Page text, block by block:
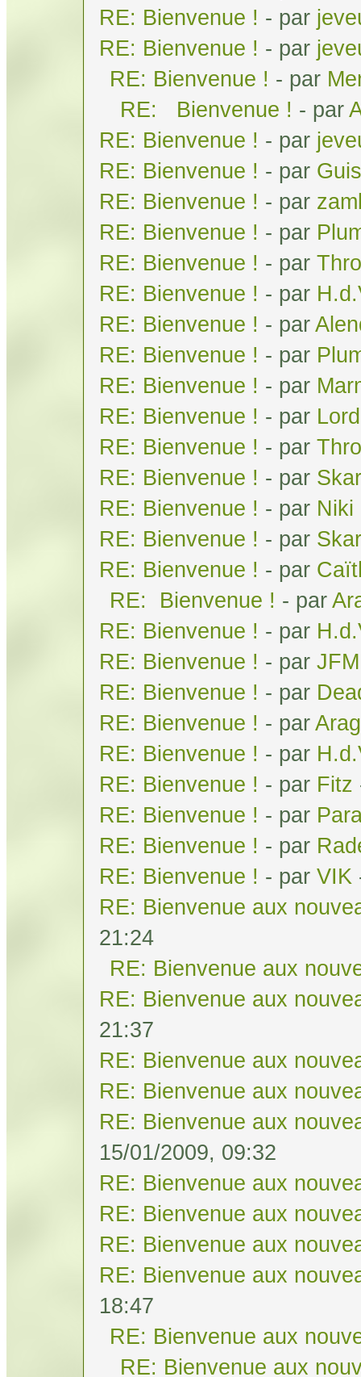
RE: Bienvenue ! - par
RE: Bienvenue ! - par
RE: Bienvenue ! - par
RE: Bienvenue ! - par
RE: Bienvenue ! - par
RE: Bienvenue ! - par
RE: Bienvenue ! - par
RE: Bienvenue ! - par
RE: Bienvenue ! - par
RE: Bienvenue ! - par
RE: Bienvenue ! - par
RE: Bienvenue ! - par
RE: Bienvenue ! - par
RE: Bienvenue ! - par
RE: Bienvenue ! - par
RE: Bienvenue ! - par
RE: Bienvenue ! - par Niki
RE: Bienvenue ! - par
RE: Bienvenue ! - par
RE: Bienvenue ! - par
RE: Bienvenue ! - par
RE: Bienvenue ! - par JFM
RE: Bienvenue ! - par
RE: Bienvenue ! - par
RE: Bienvenue ! - par
RE: Bienvenue ! - par Fitz
RE: Bienvenue ! - par
RE: Bienvenue ! - par
RE: Bienvenue ! - par VIK
RE: Bienvenue aux
21:24
RE: Bienvenue aux
RE: Bienvenue aux
21:37
RE: Bienvenue aux
RE: Bienvenue aux
RE: Bienvenue aux
15/01/2009, 09:32
RE: Bienvenue aux
RE: Bienvenue aux
RE: Bienvenue aux
RE: Bienvenue aux
18:47
RE: Bienvenue aux
RE: Bienvenue aux